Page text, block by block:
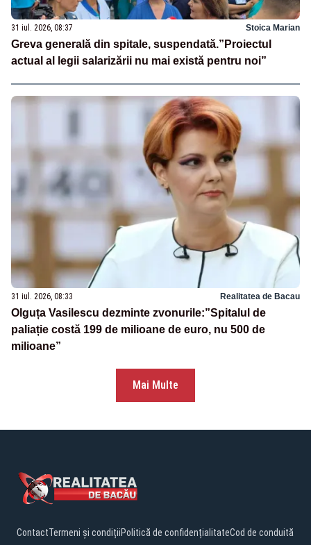
31 iul. 2026, 08:37 Stoica Marian
Greva generală din spitale, suspendată.”Proiectul
actual al legii salarizării nu mai există pentru noi”
31 iul. 2026, 08:33 Realitatea de Bacau
Olguța Vasilescu dezminte zvonurile:”Spitalul de
paliație costă 199 de milioane de euro, nu 500 de
milioane”
Mai Multe
ContactTermeni și condițiiPolitică de confidențialitateCod de conduită